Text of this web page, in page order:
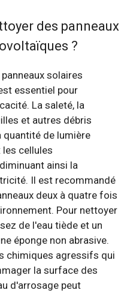
des panneaux
?
solaires
essentiel pour
La saleté, la
et autres débris
quantité de lumière
cellules
ainsi la
Il est recommandé
deux à quatre fois
Pour nettoyer
de l'eau tiède et un
éponge non abrasive.
chimiques agressifs qui
la surface des
d'arrosage peut